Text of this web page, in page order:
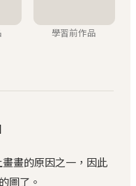
學習前作品
畫的原因之一，因此
圖了。